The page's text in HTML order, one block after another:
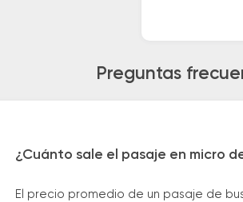
Preguntas
¿Cuánto sale el pasaje en micro
El precio promedio de un pasaje de